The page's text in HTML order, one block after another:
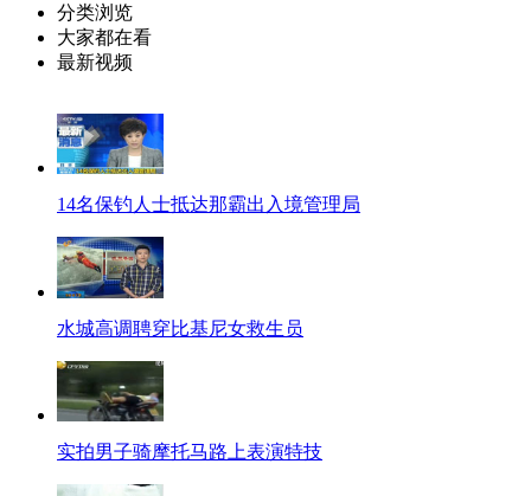
分类浏览
大家都在看
最新视频
14名保钓人士抵达那霸出入境管理局
水城高调聘穿比基尼女救生员
实拍男子骑摩托马路上表演特技